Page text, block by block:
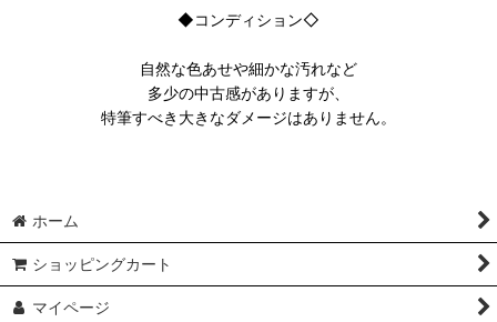
◆コンディション◇
自然な色あせや細かな汚れなど
多少の中古感がありますが、
特筆すべき大きなダメージはありません。
ホーム
ショッピングカート
マイページ